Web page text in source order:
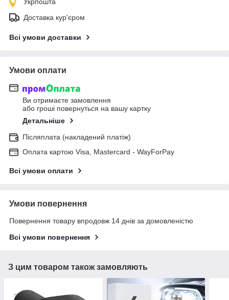
Укрпошта
Доставка кур'єром
Всі умови доставки
Умови оплати
Ви отримаєте замовлення
або гроші повернуться на вашу картку
Детальніше
Післяплата (накладений платіж)
Оплата картою Visa, Mastercard - WayForPay
Всі умови оплати
Умови повернення
Повернення товару впродовж 14 днів за домовленістю
Всі умови повернення
З цим товаром також замовляють